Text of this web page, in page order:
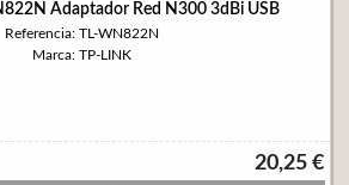
Adaptador Red N300 3dBi USB
Referencia: TL-WN822N
Marca: TP-LINK
20,25 €